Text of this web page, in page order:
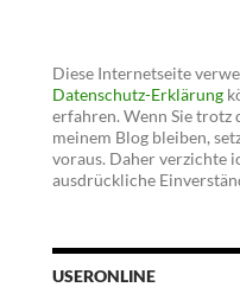
Diese Internetseite
Datenschutz-Erklärung
erfahren. Wenn Sie trotz
meinem Blog bleiben,
voraus. Daher verzichte
ausdrückliche
USERONLINE